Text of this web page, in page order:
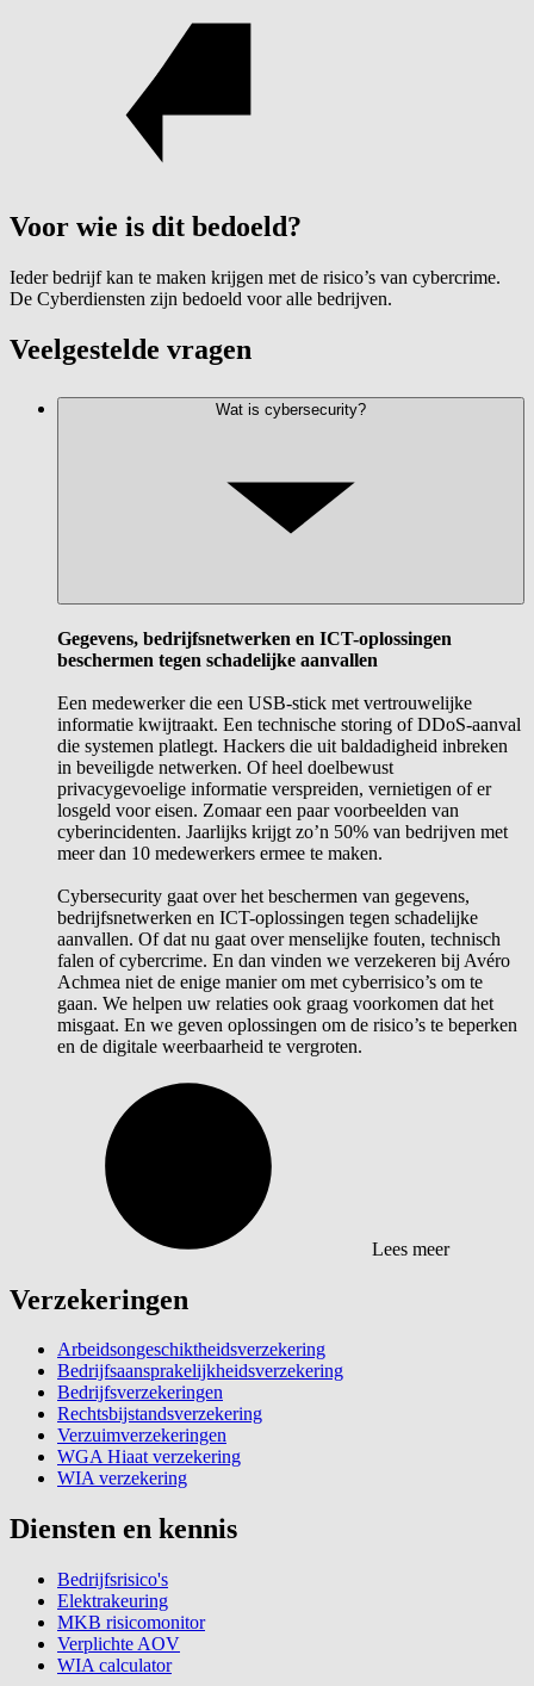
Voor wie is dit bedoeld?
Ieder bedrijf kan te maken krijgen met de risico’s van cybercrime.
De Cyberdiensten zijn bedoeld voor alle bedrijven.
Veelgestelde vragen
Wat is cybersecurity?
Gegevens, bedrijfsnetwerken en ICT-oplossingen
beschermen tegen schadelijke aanvallen
Een medewerker die een USB-stick met vertrouwelijke
informatie kwijtraakt. Een technische storing of DDoS-aanval
die systemen platlegt. Hackers die uit baldadigheid inbreken
in beveiligde netwerken. Of heel doelbewust
privacygevoelige informatie verspreiden, vernietigen of er
losgeld voor eisen. Zomaar een paar voorbeelden van
cyberincidenten. Jaarlijks krijgt zo’n 50% van bedrijven met
meer dan 10 medewerkers ermee te maken.
Cybersecurity gaat over het beschermen van gegevens,
bedrijfsnetwerken en ICT-oplossingen tegen schadelijke
aanvallen. Of dat nu gaat over menselijke fouten, technisch
falen of cybercrime. En dan vinden we verzekeren bij Avéro
Achmea niet de enige manier om met cyberrisico’s om te
gaan. We helpen uw relaties ook graag voorkomen dat het
misgaat. En we geven oplossingen om de risico’s te beperken
en de digitale weerbaarheid te vergroten.
Lees meer
Verzekeringen
Arbeidsongeschiktheidsverzekering
Bedrijfsaansprakelijkheidsverzekering
Bedrijfsverzekeringen
Rechtsbijstandsverzekering
Verzuimverzekeringen
WGA Hiaat verzekering
WIA verzekering
Diensten en kennis
Bedrijfsrisico's
Elektrakeuring
MKB risicomonitor
Verplichte AOV
WIA calculator